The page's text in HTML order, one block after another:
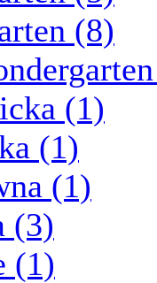
(8)
(1)
(1)
(1)
(3)
(1)